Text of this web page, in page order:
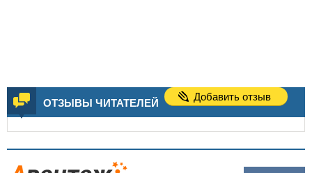
ОТЗЫВЫ ЧИТАТЕЛЕЙ
Добавить отзыв